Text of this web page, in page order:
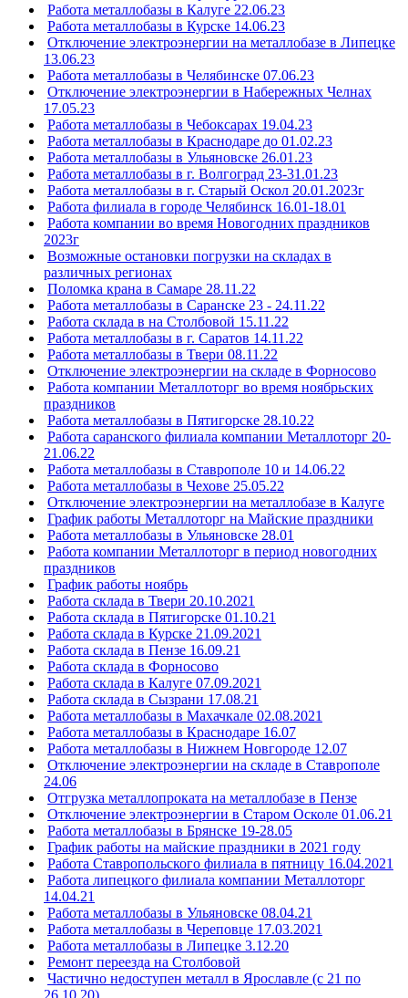
Работа металлобазы в Калуге 22.06.23
Работа металлобазы в Курске 14.06.23
Отключение электроэнергии на металлобазе в Липецке
13.06.23
Работа металлобазы в Челябинске 07.06.23
Отключение электроэнергии в Набережных Челнах
17.05.23
Работа металлобазы в Чебоксарах 19.04.23
Работа металлобазы в Краснодаре до 01.02.23
Работа металлобазы в Ульяновске 26.01.23
Работа металлобазы в г. Волгоград 23-31.01.23
Работа металлобазы в г. Старый Оскол 20.01.2023г
Работа филиала в городе Челябинск 16.01-18.01
Работа компании во время Новогодних праздников
2023г
Возможные остановки погрузки на складах в
различных регионах
Поломка крана в Самаре 28.11.22
Работа металлобазы в Саранске 23 - 24.11.22
Работа склада в на Столбовой 15.11.22
Работа металлобазы в г. Саратов 14.11.22
Работа металлобазы в Твери 08.11.22
Отключение электроэнергии на складе в Форносово
Работа компании Металлоторг во время ноябрьских
праздников
Работа металлобазы в Пятигорске 28.10.22
Работа саранского филиала компании Металлоторг 20-
21.06.22
Работа металлобазы в Ставрополе 10 и 14.06.22
Работа металлобазы в Чехове 25.05.22
Отключение электроэнергии на металлобазе в Калуге
График работы Металлоторг на Майские праздники
Работа металлобазы в Ульяновске 28.01
Работа компании Металлоторг в период новогодних
праздников
График работы ноябрь
Работа склада в Твери 20.10.2021
Работа склада в Пятигорске 01.10.21
Работа склада в Курске 21.09.2021
Работа склада в Пензе 16.09.21
Работа склада в Форносово
Работа склада в Калуге 07.09.2021
Работа склада в Сызрани 17.08.21
Работа металлобазы в Махачкале 02.08.2021
Работа металлобазы в Краснодаре 16.07
Работа металлобазы в Нижнем Новгороде 12.07
Отключение электроэнергии на складе в Ставрополе
24.06
Отгрузка металлопроката на металлобазе в Пензе
Отключение электроэнергии в Старом Осколе 01.06.21
Работа металлобазы в Брянске 19-28.05
График работы на майские праздники в 2021 году
Работа Ставропольского филиала в пятницу 16.04.2021
Работа липецкого филиала компании Металлоторг
14.04.21
Работа металлобазы в Ульяновске 08.04.21
Работа металлобазы в Череповце 17.03.2021
Работа металлобазы в Липецке 3.12.20
Ремонт переезда на Столбовой
Частично недоступен металл в Ярославле (с 21 по
26.10.20)